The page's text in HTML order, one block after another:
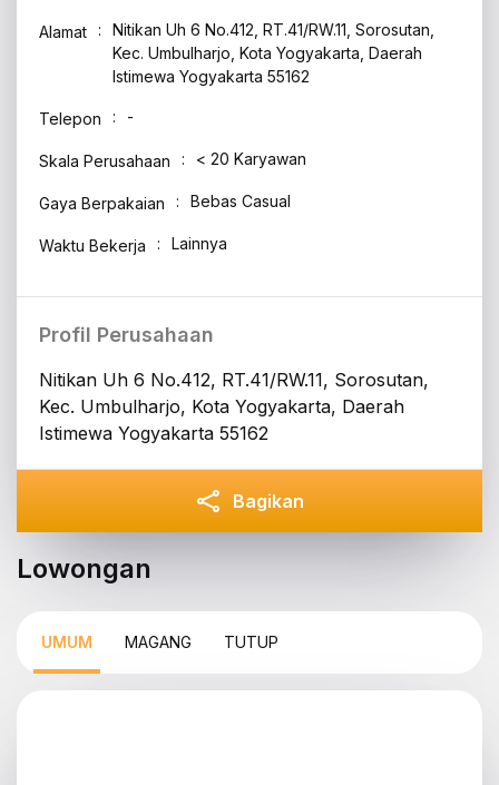
Alamat
Nitikan Uh 6 No.412, RT.41/RW.11, Sorosutan,
Kec. Umbulharjo, Kota Yogyakarta, Daerah
Istimewa Yogyakarta 55162
Telepon -
Skala Perusahaan < 20 Karyawan
Gaya Berpakaian Bebas Casual
Waktu Bekerja Lainnya
Profil Perusahaan
Nitikan Uh 6 No.412, RT.41/RW.11, Sorosutan,
Kec. Umbulharjo, Kota Yogyakarta, Daerah
Istimewa Yogyakarta 55162
Bagikan
Lowongan
UMUM MAGANG TUTUP